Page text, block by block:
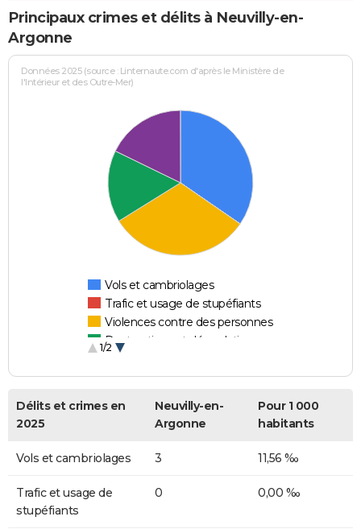
Principaux crimes et délits à Neuvilly-en-
Argonne
Données 2025 (source : Linternaute.com d'après le Ministère de
l'Intérieur et des Outre-Mer)
Vols et cambriolages
Trafic et usage de stupéfiants
Violences contre des personnes
Destructions et dégradations
1/2
Délits et crimes en
2025
Neuvilly-en-
Argonne
Pour 1 000
habitants
Vols et cambriolages 3 11,56 ‰
Trafic et usage de
stupéfiants
0 0,00 ‰